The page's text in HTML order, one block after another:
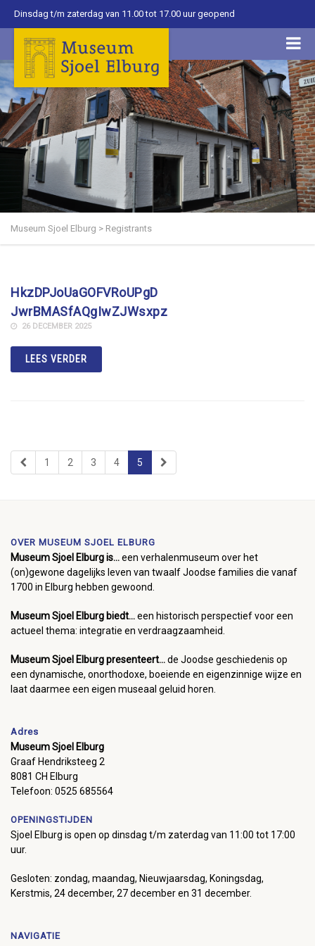
Dinsdag t/m zaterdag van 11.00 tot 17.00 uur geopend
Museum Sjoel Elburg > Registrants
HkzDPJoUaGOFVRoUPgD
JwrBMASfAQgIwZJWsxpz
26 DECEMBER 2025
LEES VERDER
1 2 3 4 5
OVER MUSEUM SJOEL ELBURG
Museum Sjoel Elburg is...een verhalenmuseum over het
(on)gewone dagelijks leven van twaalf Joodse families die vanaf
1700 in Elburg hebben gewoond.
Museum Sjoel Elburg biedt...een historisch perspectief voor een
actueel thema: integratie en verdraagzaamheid.
Museum Sjoel Elburg presenteert...de Joodse geschiedenis op
een dynamische, onorthodoxe, boeiende en eigenzinnige wijze en
laat daarmee een eigen museaal geluid horen.
Adres
Museum Sjoel Elburg
Graaf Hendriksteeg 2
8081 CH Elburg
Telefoon: 0525 685564
OPENINGSTIJDEN
Sjoel Elburg is open op dinsdag t/m zaterdag van 11:00 tot 17:00
uur.
Gesloten: zondag, maandag, Nieuwjaarsdag, Koningsdag,
Kerstmis, 24 december, 27 december en 31 december.
NAVIGATIE